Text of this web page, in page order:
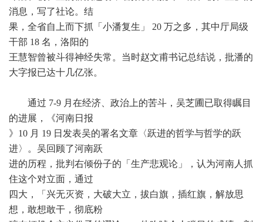
消息，写了社论。结
果，全省自上而下抓「小潘复生」 20 万之多，其中厅局级
干部 18 名，洛阳的
王慧智曾被斗得神经失常。当时赵文甫书记总结说，批潘的
大字报已达十几亿张。
通过 7-9 月在经济、政治上的苦斗，吴芝圃已取得瞩目
的进展，《河南日报
》10 月 19 日发表吴的署名文章〈跃进的哲学与哲学的跃
进〉。吴回顾了河南跃
进的历程，批判右倾份子的「生产悲观论」，认为河南人抓
住这个对立面，通过
四大，「兴无灭资，大破大立，拔白旗，插红旗，解放思
想，敢想敢干，彻底粉